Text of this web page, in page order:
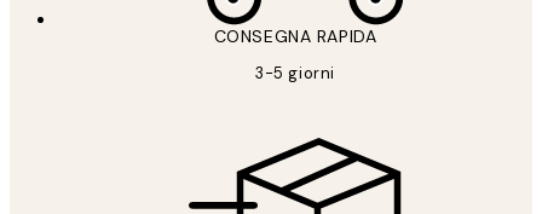
CONSEGNA RAPIDA
3-5 giorni